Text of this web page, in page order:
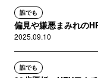
誰でも
偏見や嫌悪まみれの
2025.09.10
誰でも